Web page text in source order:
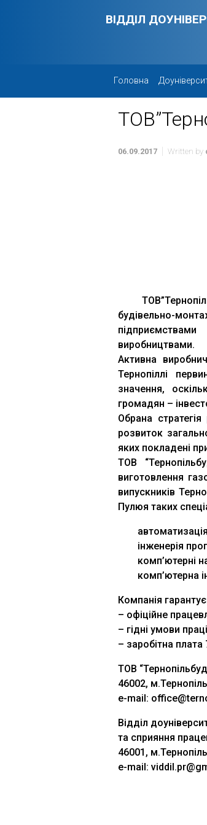
ВІДДІЛ
Головна
06.09.2017 Written by
будівельно-
виробництвами.
Активна
Тернопіллі
значення,
громадян –
Обрана
розвиток
яких покладені
ТОВ
виготовлення
випускників
Пулюя таких
інженерія
комп’ютерні
комп’ютерна
Компанія
– офіційне
– гідні умови
– заробітна плата
ТОВ
46002,
e-mail:
Відділ
та сприяння
46001,
e-mail: